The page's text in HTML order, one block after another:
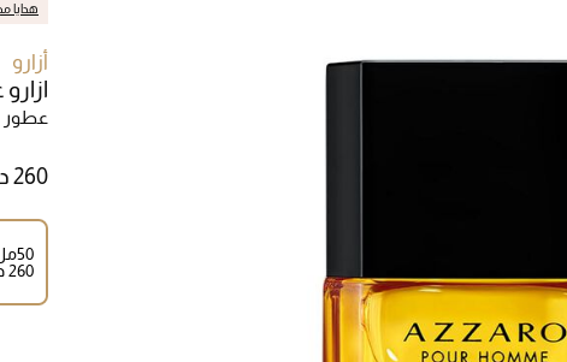
هدايا
أزارو
عطور
50مل
⁦260⁩ درهم